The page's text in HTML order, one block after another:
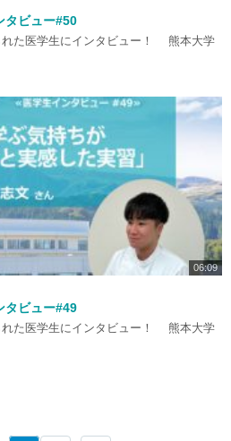
タビュー#50
れた医学生にインタビュー！ 熊本大学
06:09
タビュー#49
れた医学生にインタビュー！ 熊本大学